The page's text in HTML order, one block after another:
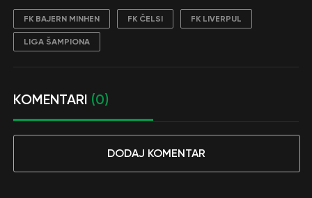
FK BAJERN MINHEN FK ČELSI FK LIVERPUL
LIGA ŠAMPIONA
KOMENTARI (0)
DODAJ KOMENTAR